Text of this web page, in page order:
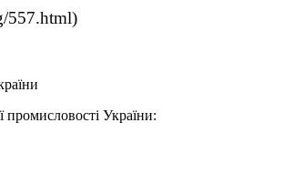
557.html)
промисловості України: